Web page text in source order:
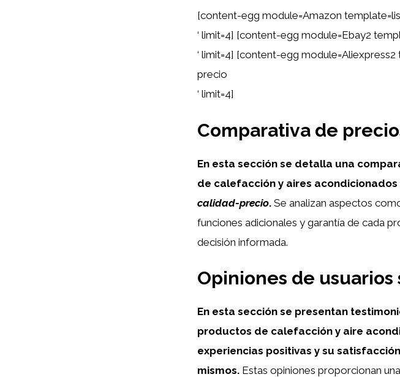
[content-egg module=Amazon
‘ limit=4] [content-egg module=Ebay2
‘ limit=4] [content-egg
precio
‘ limit=4]
Comparativa de
En esta sección se detalla una
de calefacción y aires
calidad-precio. Se analizan aspectos
funciones adicionales y garantía de cada
decisión informada.
Opiniones de usuarios
En esta sección se presentan
productos de calefacción y aire
experiencias positivas y su
mismos. Estas opiniones proporcionan